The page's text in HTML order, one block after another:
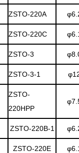
ZSTO-220A
ZSTO-220C
ZSTO-3
ZSTO-3-1
ZSTO-
220HPP
ZSTO-220B-1
ZSTO-220E